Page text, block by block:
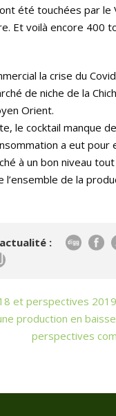
été touchées par le
Et voilà encore 400
la crise du
de niche de la
Orient.
le cocktail manque
a eut pour
à un bon niveau
l’ensemble de la
:
et perspectives 2019
production en
perspectives